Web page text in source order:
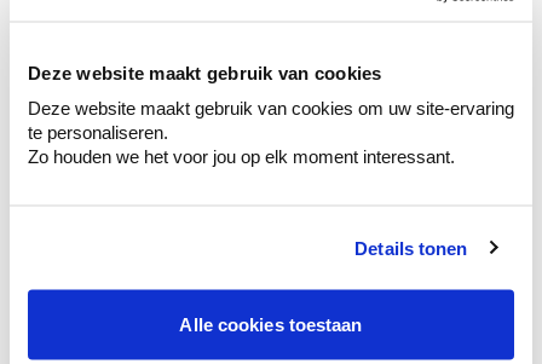
Deze website maakt gebruik van cookies
Deze website maakt gebruik van cookies om uw site-ervaring
te personaliseren.
Zo houden we het voor jou op elk moment interessant.
Details tonen
Alle cookies toestaan
Bekijk je kleur in de winkel
Ontdek er kleurechte stalen van je
kleurenselectie.
Krijg persoonlijk advies om kleuren te